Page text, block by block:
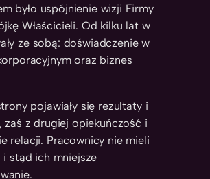
było uspójnienie wizji Firmy
Właścicieli. Od kilku lat w
ze sobą: doświadczenie w
oraz biznes
pojawiały się rezultaty i
zaś z drugiej opiekuńczość i
relacji. Pracownicy nie mieli
i stąd ich mniejsze